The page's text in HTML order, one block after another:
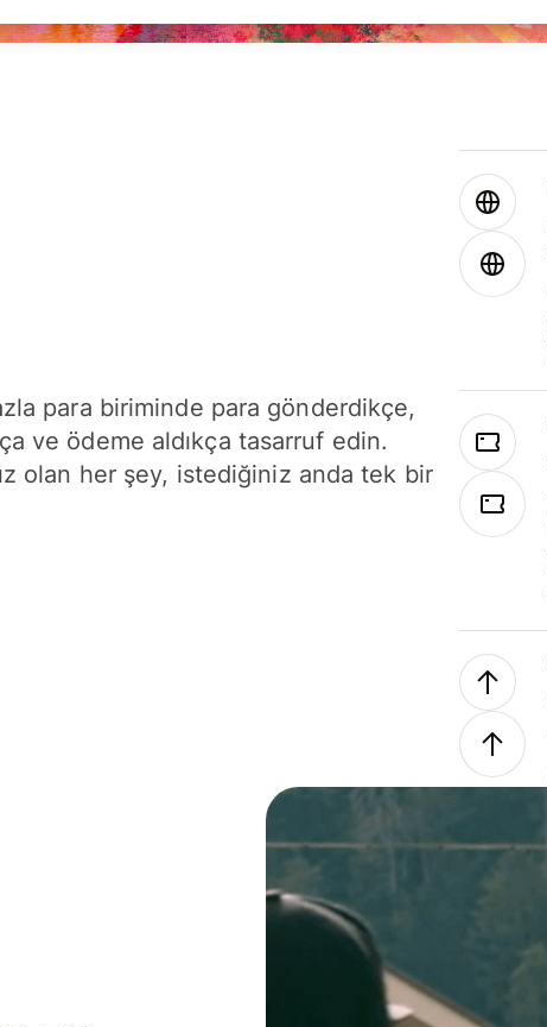
para biriminde para gönderdikçe,
ve ödeme aldıkça tasarruf edin.
olan her şey, istediğiniz anda tek bir